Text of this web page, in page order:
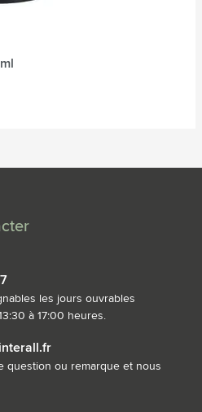
les jours ouvrables
à 17:00 heures.
question ou remarque et nous